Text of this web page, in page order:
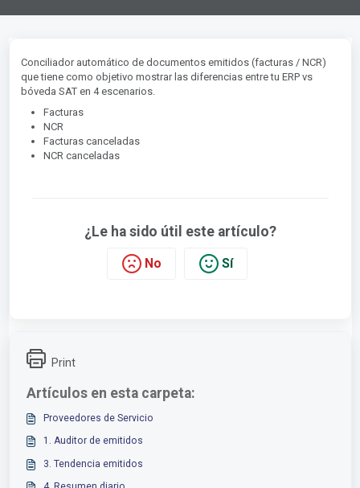
Conciliador automático de documentos emitidos (facturas / NCR)
que tiene como objetivo mostrar las diferencias entre tu ERP vs
bóveda SAT en 4 escenarios.
Facturas
NCR
Facturas canceladas
NCR canceladas
¿Le ha sido útil este artículo?
No Sí
Print
Artículos en esta carpeta:
Proveedores de Servicio
1. Auditor de emitidos
3. Tendencia emitidos